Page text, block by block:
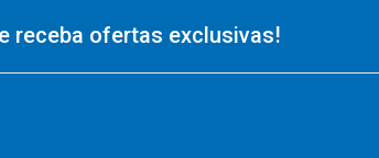
receba ofertas exclusivas!